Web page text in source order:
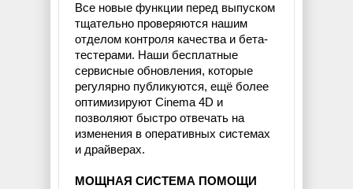
Все новые функции перед выпуском
тщательно проверяются нашим
отделом контроля качества и бета-
тестерами. Наши бесплатные
сервисные обновления, которые
регулярно публикуются, ещё более
оптимизируют Cinema 4D и
позволяют быстро отвечать на
изменения в оперативных системах
и драйверах.
МОЩНАЯ СИСТЕМА ПОМОЩИ